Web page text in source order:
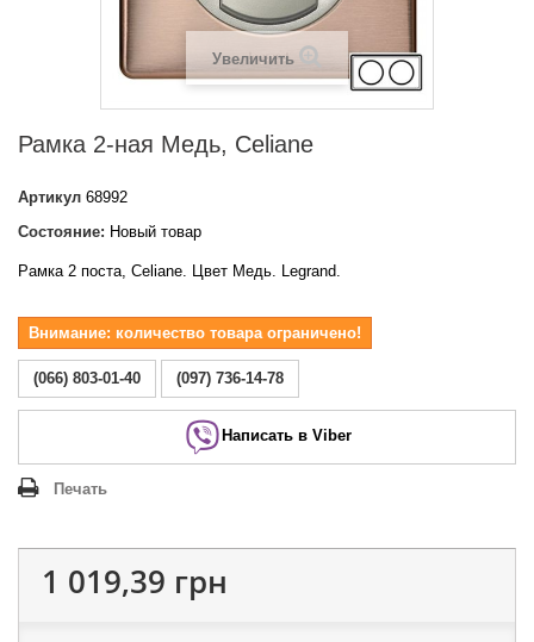
Увеличить
Рамка 2-ная Медь, Celiane
Артикул 68992
Состояние: Новый товар
Рамка 2 поста, Celiane. Цвет Медь. Legrand.
Внимание: количество товара ограничено!
(066) 803-01-40 (097) 736-14-78
Написать в Viber
Печать
1 019,39 грн